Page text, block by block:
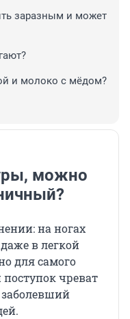
заразным и может
и молоко с мёдом?
можно
на ногах
в легкой
для самого
чреват